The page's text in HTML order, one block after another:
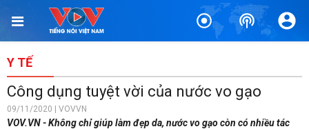
Y TẾ
Công dụng tuyệt vời của nước vo gạo
09/11/2020 | VOVVN
VOV.VN - Không chỉ giúp làm đẹp da, nước vo gạo còn có nhiều tác